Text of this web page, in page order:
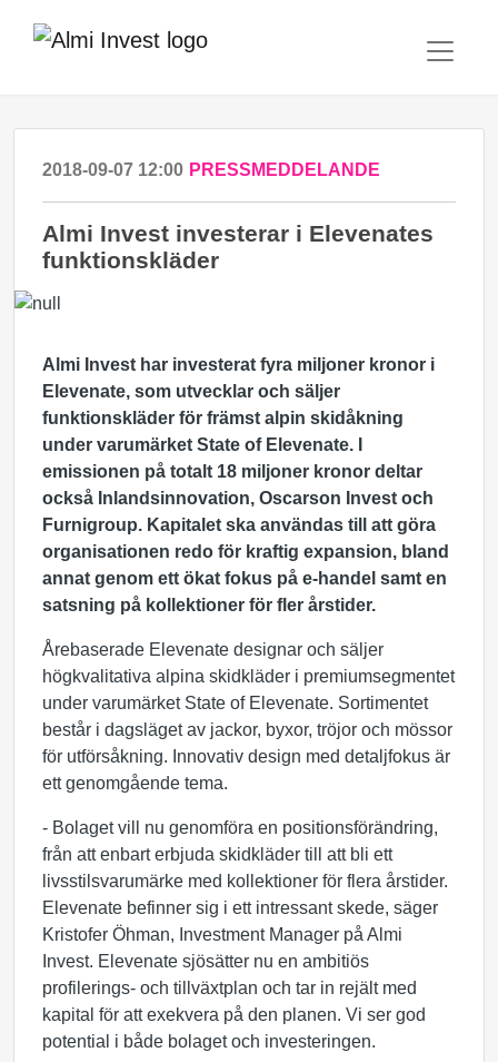
2018-09-07 12:00 PRESSMEDDELANDE
Almi Invest investerar i Elevenates
funktionskläder
Almi Invest har investerat fyra miljoner kronor i
Elevenate, som utvecklar och säljer
funktionskläder för främst alpin skidåkning
under varumärket State of Elevenate. I
emissionen på totalt 18 miljoner kronor deltar
också Inlandsinnovation, Oscarson Invest och
Furnigroup. Kapitalet ska användas till att göra
organisationen redo för kraftig expansion, bland
annat genom ett ökat fokus på e-handel samt en
satsning på kollektioner för fler årstider.
Årebaserade Elevenate designar och säljer
högkvalitativa alpina skidkläder i premiumsegmentet
under varumärket State of Elevenate. Sortimentet
består i dagsläget av jackor, byxor, tröjor och mössor
för utförsåkning. Innovativ design med detaljfokus är
ett genomgående tema.
- Bolaget vill nu genomföra en positionsförändring,
från att enbart erbjuda skidkläder till att bli ett
livsstilsvarumärke med kollektioner för flera årstider.
Elevenate befinner sig i ett intressant skede, säger
Kristofer Öhman, Investment Manager på Almi
Invest. Elevenate sjösätter nu en ambitiös
profilerings- och tillväxtplan och tar in rejält med
kapital för att exekvera på den planen. Vi ser god
potential i både bolaget och investeringen.